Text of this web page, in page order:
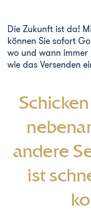
Die Zukunft ist da!
können Sie sofort
wo und wann immer
wie das Versenden
andere
ist